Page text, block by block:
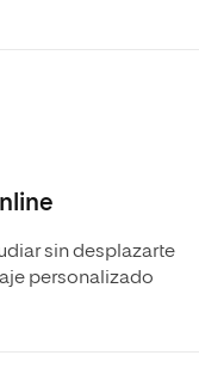
sin desplazarte
personalizado